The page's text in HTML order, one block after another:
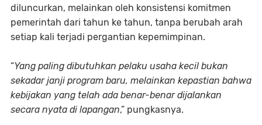
diluncurkan, melainkan oleh konsistensi komitmen
pemerintah dari tahun ke tahun, tanpa berubah arah
setiap kali terjadi pergantian kepemimpinan.
“Yang paling dibutuhkan pelaku usaha kecil bukan
sekadar janji program baru, melainkan kepastian bahwa
kebijakan yang telah ada benar-benar dijalankan
secara nyata di lapangan,” pungkasnya.